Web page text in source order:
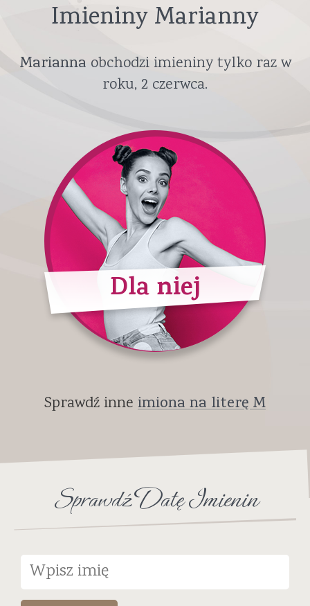
Imieniny Marianny
Marianna obchodzi imieniny tylko raz w
roku, 2 czerwca.
Dla niej
Sprawdź inne imiona na literę M
Sprawdź Datę Imienin